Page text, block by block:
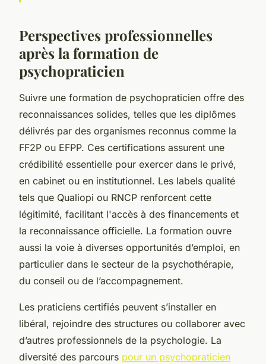
Perspectives professionnelles
après la formation de
psychopraticien
Suivre une formation de psychopraticien offre des
reconnaissances solides, telles que les diplômes
délivrés par des organismes reconnus comme la
FF2P ou EFPP. Ces certifications assurent une
crédibilité essentielle pour exercer dans le privé,
en cabinet ou en institutionnel. Les labels qualité
tels que Qualiopi ou RNCP renforcent cette
légitimité, facilitant l'accès à des financements et
la reconnaissance officielle. La formation ouvre
aussi la voie à diverses opportunités d’emploi, en
particulier dans le secteur de la psychothérapie,
du conseil ou de l’accompagnement.
Les praticiens certifiés peuvent s’installer en
libéral, rejoindre des structures ou collaborer avec
d’autres professionnels de la psychologie. La
diversité des parcours pour un psychopraticien